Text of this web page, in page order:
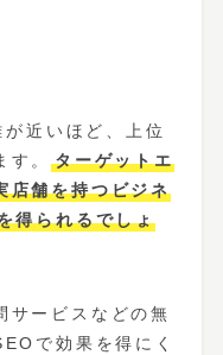
近いほど、上位
す。ターゲットエ
店舗を持つビジネ
得られるでしょ
サービスなどの無
で効果を得にく